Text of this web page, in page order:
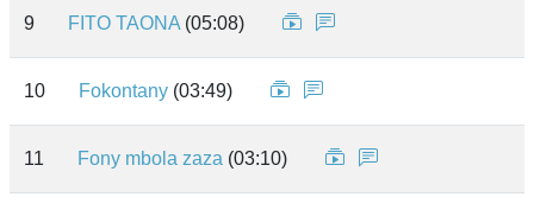
9 FITO TAONA(05:08)
10 Fokontany (03:49)
11 Fony mbola zaza (03:10)